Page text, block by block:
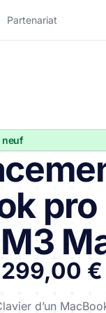
Partenariat
neuf
pro
299,00 €
d’un